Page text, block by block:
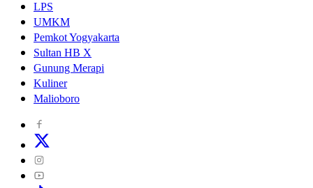
LPS
UMKM
Pemkot Yogyakarta
Sultan HB X
Gunung Merapi
Kuliner
Malioboro